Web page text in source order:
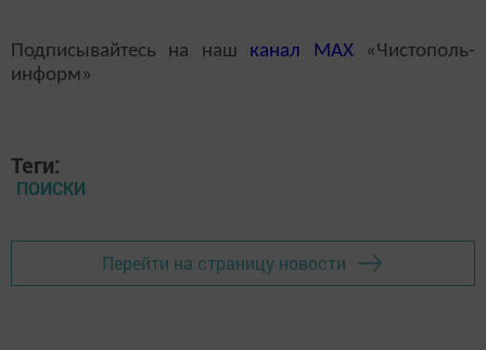
Подписывайтесь на наш канал MAX«Чистополь-
информ»
Теги:
ПОИСКИ
Перейти на страницу новости